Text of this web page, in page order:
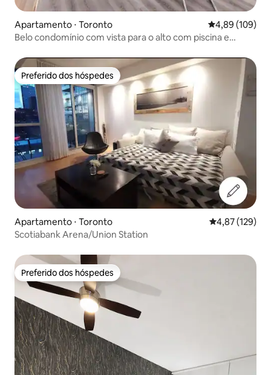
Apartamento ⋅ Toronto 4,89 de uma
4,89 (109)
Belo condomínio com vista para o alto com piscina e
Preferido dos hóspedes
Preferido dos hóspedes
Apartamento ⋅ Toronto 4,87 de uma
4,87 (129)
Scotiabank Arena/Union Station
Preferido dos hóspedes
Preferido dos hóspedes